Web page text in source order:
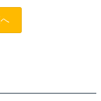
商品とご使用プリン